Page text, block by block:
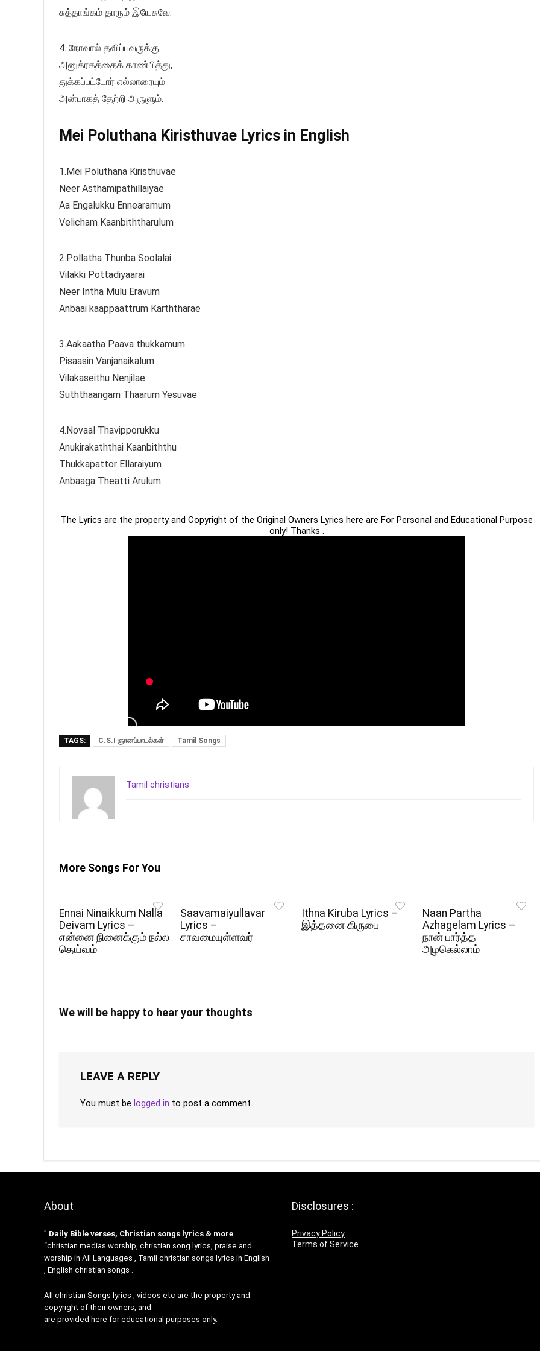
சுத்தாங்கம் தாரும் இயேசுவே.
4. நோவால் தவிப்பவருக்கு
அனுக்ரகத்தைக் காண்பித்து,
துக்கப்பட்டோர் எல்லாரையும்
அன்பாகத் தேற்றி அருளும்.
Mei Poluthana Kiristhuvae Lyrics in English
1.Mei Poluthana Kiristhuvae
Neer Asthamipathillaiyae
Aa Engalukku Ennearamum
Velicham Kaanbiththarulum
2.Pollatha Thunba Soolalai
Vilakki Pottadiyaarai
Neer Intha Mulu Eravum
Anbaai kaappaattrum Karththarae
3.Aakaatha Paava thukkamum
Pisaasin Vanjanaikalum
Vilakaseithu Nenjilae
Suththaangam Thaarum Yesuvae
4.Novaal Thavipporukku
Anukirakaththai Kaanbiththu
Thukkapattor Ellaraiyum
Anbaaga Theatti Arulum
The Lyrics are the property and Copyright of the Original Owners Lyrics here are For Personal and Educational Purpose
only! Thanks .
TAGS: C.S.I ஞானப்பாடல்கள் Tamil Songs
Tamil christians
More Songs For You
Ennai Ninaikkum Nalla
Deivam Lyrics –
என்னை நினைக்கும் நல்ல
தெய்வம்
Saavamaiyullavar
Lyrics –
சாவமையுள்ளவர்
Ithna Kiruba Lyrics –
இத்தனை கிருபை
Naan Partha
Azhagelam Lyrics –
நான் பார்த்த
அழகெல்லாம்
We will be happy to hear your thoughts
LEAVE A REPLY
You must be logged in to post a comment.
About
” Daily Bible verses, Christian songs lyrics & more
“christian medias worship, christian song lyrics, praise and
worship in All Languages , Tamil christian songs lyrics in English
, English christian songs .
All christian Songs lyrics , videos etc are the property and
copyright of their owners, and
are provided here for educational purposes only.
Disclosures :
Privacy Policy
Terms of Service